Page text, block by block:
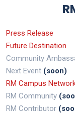
Press Release
Future Destination
Community
Next Event (soon)
RM Campus
RM Community
RM Contributor